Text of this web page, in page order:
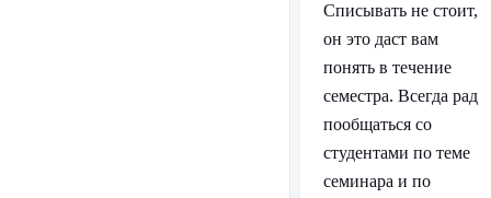
Списывать не стоит,
он это даст вам
понять в течение
семестра. Всегда рад
пообщаться со
студентами по теме
семинара и по